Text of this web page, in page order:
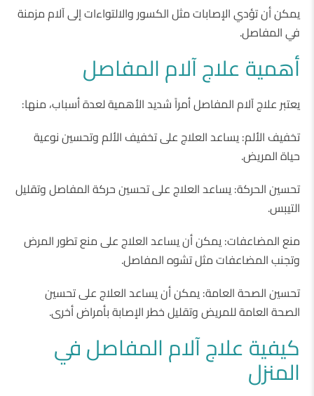
يمكن أن تؤدي الإصابات مثل الكسور والالتواءات إلى آلام مزمنة
في المفاصل.
أهمية علاج آلام المفاصل
يعتبر علاج آلام المفاصل أمراً شديد الأهمية لعدة أسباب، منها:
تخفيف الألم: يساعد العلاج على تخفيف الألم وتحسين نوعية
حياة المريض.
تحسين الحركة: يساعد العلاج على تحسين حركة المفاصل وتقليل
التيبس.
منع المضاعفات: يمكن أن يساعد العلاج على منع تطور المرض
وتجنب المضاعفات مثل تشوه المفاصل.
تحسين الصحة العامة: يمكن أن يساعد العلاج على تحسين
الصحة العامة للمريض وتقليل خطر الإصابة بأمراض أخرى.
كيفية علاج آلام المفاصل في
المنزل